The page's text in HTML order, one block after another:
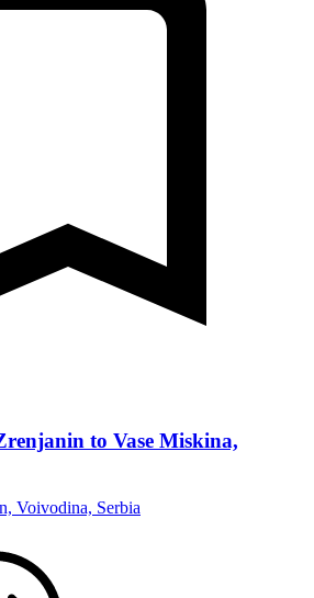
to Vase Miskina,
Voivodina, Serbia